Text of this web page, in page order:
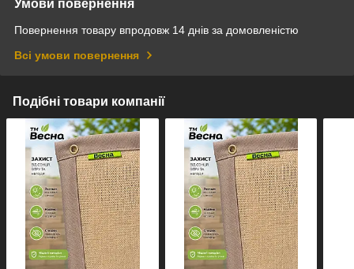
Умови повернення
Повернення товару впродовж 14 днів за домовленістю
Всі умови повернення
Подібні товари компанії